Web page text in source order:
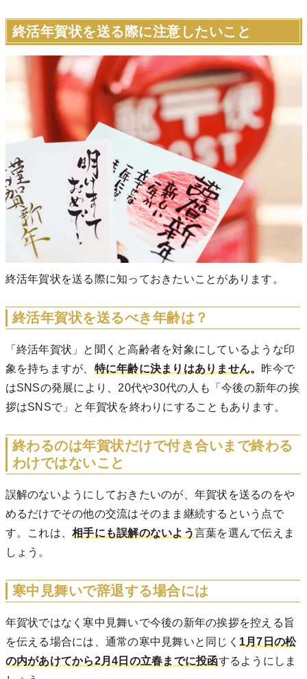
終活年賀状を送る際に注意したいこと
終活年賀状を送る際に知っておきたいことがあります。
終活年賀状を送るべき年齢は？
「終活年賀状」と聞くと高齢者を対象にしているような印
象を持ちますが、 特に年齢に決まりはありません。 昨今で
はSNSの発展により、20代や30代の人も「今後の新年の挨
拶はSNSで」と年賀状を終わりにすることもあります。
終わるのは年賀状だけで付き合いまで終わる
わけではないこと
誤解のないようにしておきたいのが、年賀状を送るのをや
めるだけでその他の交流はそのまま継続するという点で
す。これは、 相手にも誤解のないよう言葉を選んで伝えま
しょう。
寒中見舞いで辞退する場合には
年賀状ではなく寒中見舞いで今後の新年の挨拶を控える旨
を伝える場合には、通常の寒中見舞いと同じく 1月7日の松
の内があけてから2月4日の立春までに投函するようにしま